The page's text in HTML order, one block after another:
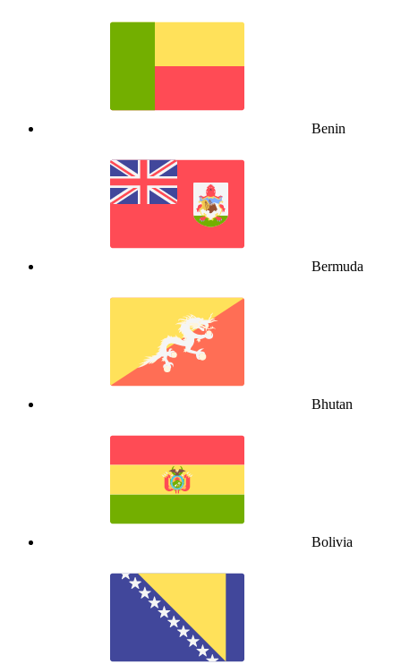
Benin
Bermuda
Bhutan
Bolivia